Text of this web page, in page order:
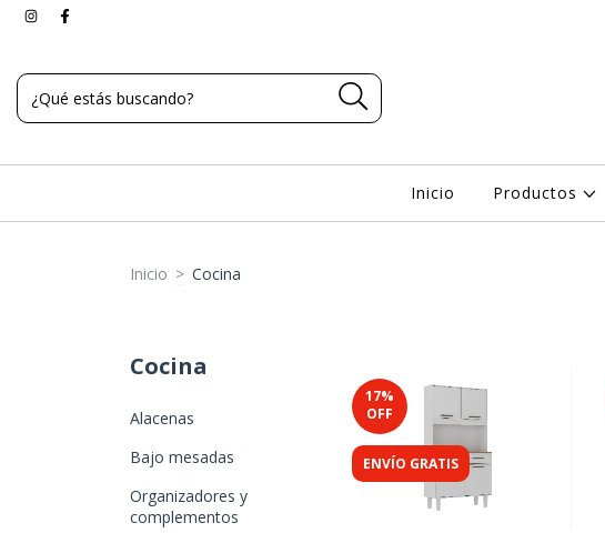
Inicio Productos
Inicio > Cocina
Cocina
Alacenas
Bajo mesadas
Organizadores y
complementos
17%
OFF
ENVÍO GRATIS